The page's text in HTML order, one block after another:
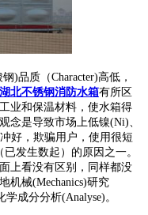
)品质（Character)高低，
湖北不锈钢消防水箱有所区
业和保温材料，使水箱得
念是导致市场上低镍(Ni)、
好，欺骗用户，使用很短
发生数起）的原因之一。
上看没有区别，同样都没
机械(Mechanics)研究
学成分分析(Analyse)。